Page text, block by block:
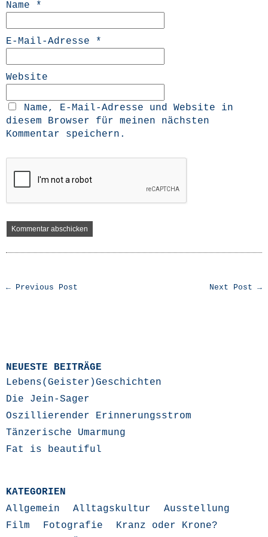
Name *
E-Mail-Adresse *
Website
Name, E-Mail-Adresse und Website in
diesem Browser für meinen nächsten
Kommentar speichern.
← Previous Post Next Post →
NEUESTE BEITRÄGE
Lebens(Geister)Geschichten
Die Jein-Sager
Oszillierender Erinnerungsstrom
Tänzerische Umarmung
Fat is beautiful
KATEGORIEN
Allgemein
Alltagskultur
Ausstellung
Film
Fotografie Kranz oder Krone?